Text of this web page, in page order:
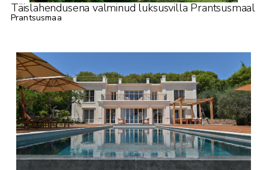
Täislahendusena valminud luksusvilla Prantsusmaal
Prantsusmaa